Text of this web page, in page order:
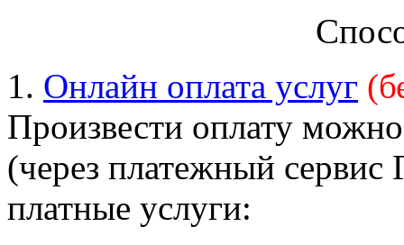
1. Онлайн оплата услуг
Произвести оплату
(через платежный
платные услуги: